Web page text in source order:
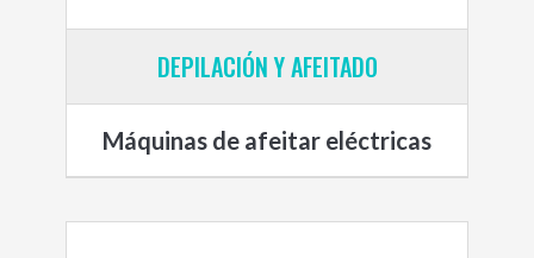
DEPILACIÓN Y AFEITADO
Máquinas de afeitar eléctricas